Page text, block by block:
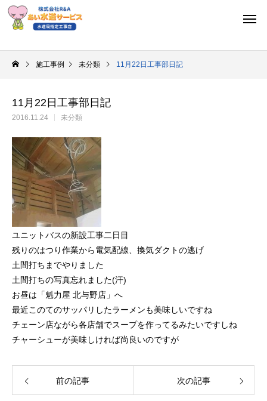
施工事例 未分類 11月22日工事部日記
11月22日工事部日記
2016.11.24 未分類
ユニットバスの新設工事二日目
残りのはつり作業から電気配線、換気ダクトの逃げ
土間打ちまでやりました
土間打ちの写真忘れました(汗)
お昼は「魁力屋 北与野店」へ
最近このてのサッパリしたラーメンも美味しいですね
チェーン店ながら各店舗でスープを作ってるみたいですしね
チャーシューが美味しければ尚良いのですが
前の記事 次の記事